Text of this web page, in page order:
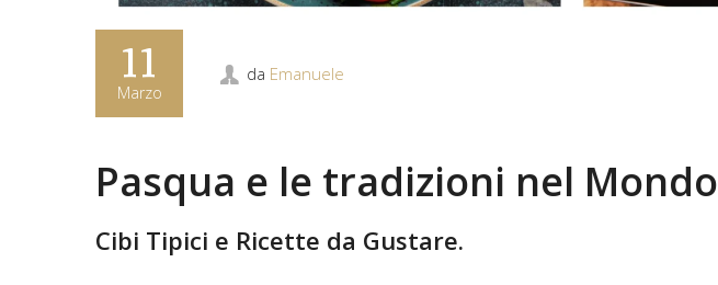
11
Marzo
da Emanuele
Pasqua e le tradizioni nel Mondo
Cibi Tipici e Ricette da Gustare.